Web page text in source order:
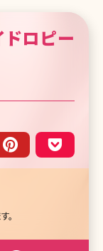
ドロピー
。